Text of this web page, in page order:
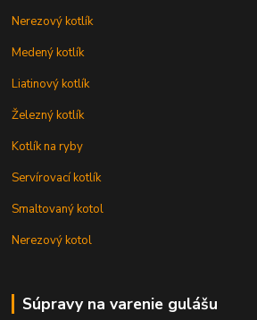
Nerezový kotlík
Medený kotlík
Liatinový kotlík
Železný kotlík
Kotlík na ryby
Servírovací kotlík
Smaltovaný kotol
Nerezový kotol
Súpravy na varenie gulášu